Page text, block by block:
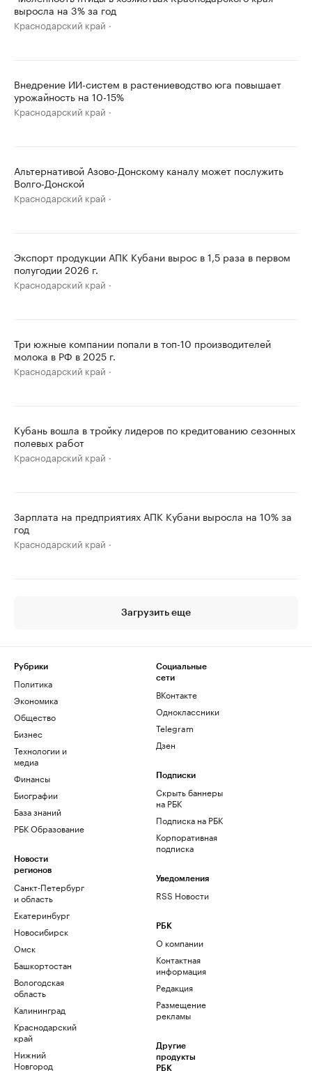
выросла на 3% за год
Краснодарский край
Внедрение ИИ-систем в растениеводство юга повышает
урожайность на 10-15%
Краснодарский край
Альтернативой Азово-Донскому каналу может послужить
Волго-Донской
Краснодарский край
Экспорт продукции АПК Кубани вырос в 1,5 раза в первом
полугодии 2026 г.
Краснодарский край
Три южные компании попали в топ-10 производителей
молока в РФ в 2025 г.
Краснодарский край
Кубань вошла в тройку лидеров по кредитованию сезонных
полевых работ
Краснодарский край
Зарплата на предприятиях АПК Кубани выросла на 10% за
год
Краснодарский край
Загрузить еще
Рубрики
Политика
Экономика
Общество
Бизнес
Технологии и
медиа
Финансы
Биографии
База знаний
РБК Образование
Новости
регионов
Санкт-Петербург
и область
Екатеринбург
Новосибирск
Омск
Башкортостан
Вологодская
область
Калининград
Краснодарский
край
Нижний
Новгород
Социальные
сети
ВКонтакте
Одноклассники
Telegram
Дзен
Подписки
Скрыть баннеры
на РБК
Подписка на РБК
Корпоративная
подписка
Уведомления
RSS Новости
РБК
О компании
Контактная
информация
Редакция
Размещение
рекламы
Другие
продукты
РБК